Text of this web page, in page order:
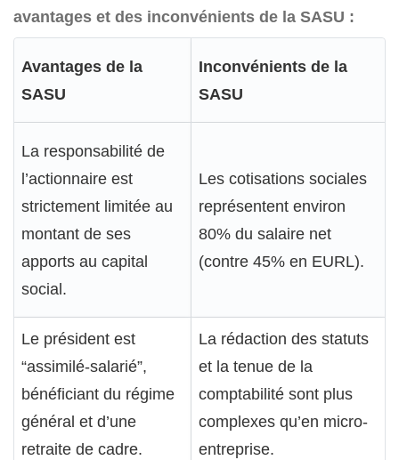
avantages et des inconvénients de la SASU :
Avantages de la
SASU
Inconvénients de la
SASU
La responsabilité de
l’actionnaire est
strictement limitée au
montant de ses
apports au capital
social.
Les cotisations sociales
représentent environ
80% du salaire net
(contre 45% en EURL).
Le président est
“assimilé-salarié”,
bénéficiant du régime
général et d’une
retraite de cadre.
La rédaction des statuts
et la tenue de la
comptabilité sont plus
complexes qu’en micro-
entreprise.